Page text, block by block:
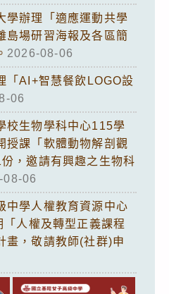
學辦理「適應運動共學
島場研習海報及各區簡
2026-08-06
「AI+智慧餐飲LOGO設
06
校生物學科中心115學
授課「軟體動物解剖觀
，邀請有興趣之生物科
08-06
中學人權教育資源中心
人權及轉型正義課程
畫，敬請教師(社群)申